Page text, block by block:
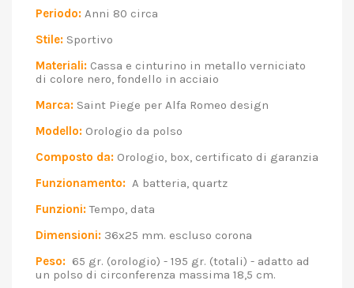
Periodo: Anni 80 circa
Stile: Sportivo
Materiali: Cassa e cinturino in metallo verniciato
di colore nero, fondello in acciaio
Marca: Saint Piege per Alfa Romeo design
Modello: Orologio da polso
Composto da: Orologio, box, certificato di garanzia
Funzionamento: A batteria, quartz
Funzioni:Tempo, data
Dimensioni: 36x25 mm. escluso corona
Peso: 65 gr. (orologio) - 195 gr. (totali) - adatto ad
un polso di circonferenza massima 18,5 cm.